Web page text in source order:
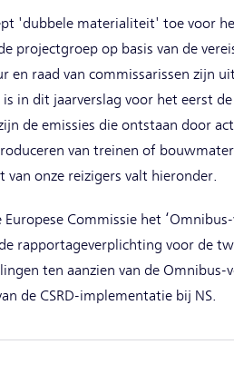
'dubbele materialiteit' toe voor
projectgroep op basis van de
en raad van commissarissen zijn
in dit jaarverslag voor het eerst
de emissies die ontstaan door
van treinen of
onze reizigers valt hieronder.
Commissie het
rapportageverplichting voor de
ten aanzien van de
de CSRD-implementatie bij NS.